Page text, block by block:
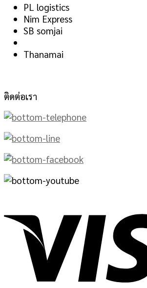
PL logistics
Nim Express
SB somjai
Thanamai
ติดต่อเรา